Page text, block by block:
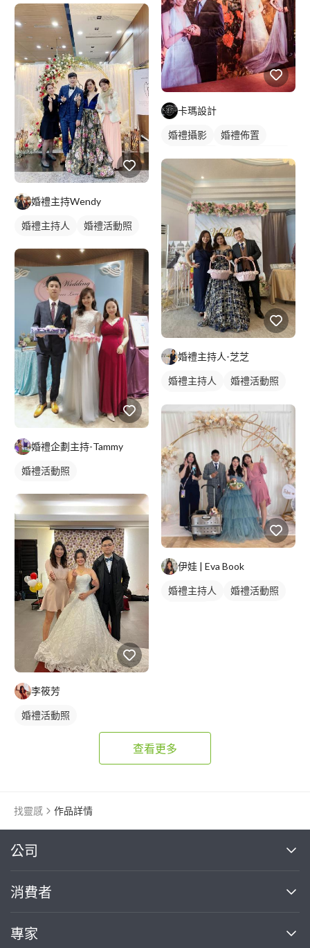
婚禮主持Wendy
婚禮主持人 婚禮活動照
婚禮企劃主持-Tammy
婚禮活動照
李筱芳
婚禮活動照
卡瑪設計
婚禮攝影
婚禮佈置
婚禮主持人-芝芝
婚禮主持人
婚禮活動照
伊娃 | Eva Book
婚禮主持人
婚禮活動照
查看更多
找靈感 作品詳情
公司
關於我們
部落格
消費者
買服務
專家
繼續完成